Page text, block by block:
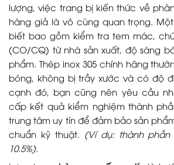
lượng, việc trang bị kiến thức về
hàng giả là vô cùng quan trọng.
biết bao gồm kiểm tra tem mác,
(CO/CQ) từ nhà sản xuất, độ sáng
phẩm. Thép inox 305 chính hãng
bóng, không bị trầy xước và có độ
cạnh đó, bạn cũng nên yêu cầu
cấp kết quả kiểm nghiệm thành
trung tâm uy tín để đảm bảo sản
chuẩn kỹ thuật. (Ví dụ: thành
10.5%).